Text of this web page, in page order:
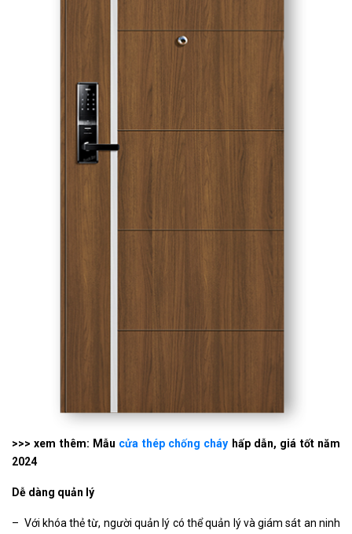
>>> xem thêm: Mẫu cửa thép chống cháy hấp dẫn, giá tốt năm
2024
Dễ dàng quản lý
– Với khóa thẻ từ, người quản lý có thể quản lý và giám sát an ninh